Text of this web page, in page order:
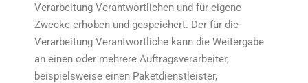
Verarbeitung Verantwortlichen und für eigene
Zwecke erhoben und gespeichert. Der für die
Verarbeitung Verantwortliche kann die Weitergabe
an einen oder mehrere Auftragsverarbeiter,
beispielsweise einen Paketdienstleister,